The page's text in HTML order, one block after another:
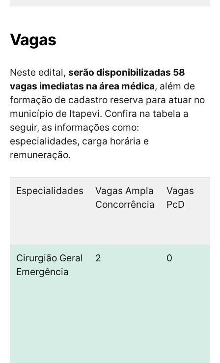
Vagas
Neste edital, serão disponibilizadas 58
vagas imediatas na área médica, além de
formação de cadastro reserva para atuar no
município de Itapevi. Confira na tabela a
seguir, as informações como:
especialidades, carga horária e
remuneração.
Especialidades
Vagas Ampla
Concorrência
Vagas
PcD
Cirurgião Geral
Emergência
2 0